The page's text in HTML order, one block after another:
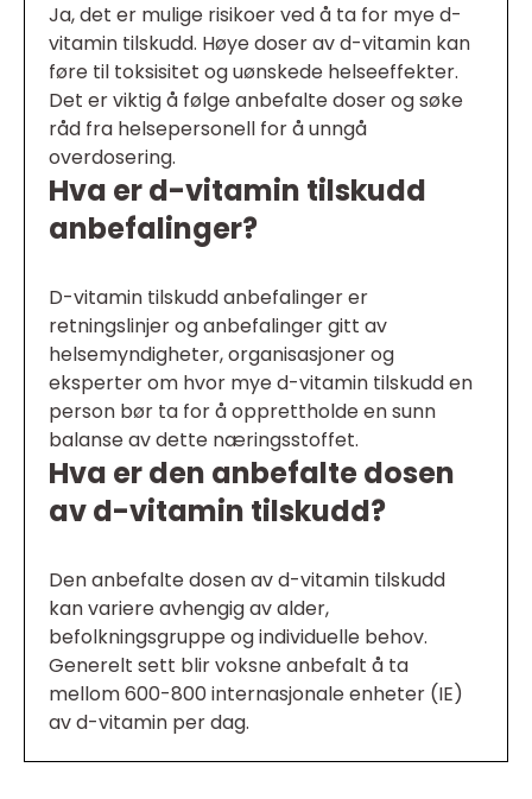
Ja, det er mulige risikoer ved å ta for mye d-
vitamin tilskudd. Høye doser av d-vitamin kan
føre til toksisitet og uønskede helseeffekter.
Det er viktig å følge anbefalte doser og søke
råd fra helsepersonell for å unngå
overdosering.
Hva er d-vitamin tilskudd
anbefalinger?
D-vitamin tilskudd anbefalinger er
retningslinjer og anbefalinger gitt av
helsemyndigheter, organisasjoner og
eksperter om hvor mye d-vitamin tilskudd en
person bør ta for å opprettholde en sunn
balanse av dette næringsstoffet.
Hva er den anbefalte dosen
av d-vitamin tilskudd?
Den anbefalte dosen av d-vitamin tilskudd
kan variere avhengig av alder,
befolkningsgruppe og individuelle behov.
Generelt sett blir voksne anbefalt å ta
mellom 600-800 internasjonale enheter (IE)
av d-vitamin per dag.